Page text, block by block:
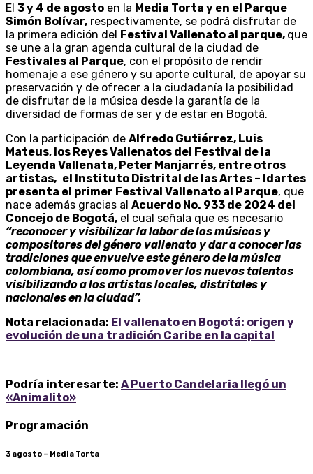
El 3 y 4 de agosto en la Media Torta y en el Parque
Simón Bolívar, respectivamente, se podrá disfrutar de
la primera edición del Festival Vallenato al parque, que
se une a la gran agenda cultural de la ciudad de
Festivales al Parque, con el propósito de rendir
homenaje a ese género y su aporte cultural, de apoyar su
preservación y de ofrecer a la ciudadanía la posibilidad
de disfrutar de la música desde la garantía de la
diversidad de formas de ser y de estar en Bogotá.
Con la participación de Alfredo Gutiérrez, Luis
Mateus, los Reyes Vallenatos del Festival de la
Leyenda Vallenata, Peter Manjarrés, entre otros
artistas, el Instituto Distrital de las Artes – Idartes
presenta el primer Festival Vallenato al Parque, que
nace además gracias al Acuerdo No. 933 de 2024 del
Concejo de Bogotá, el cual señala que es necesario
“reconocer y visibilizar la labor de los músicos y
compositores del género vallenato y dar a conocer las
tradiciones que envuelve este género de la música
colombiana, así como promover los nuevos talentos
visibilizando a los artistas locales, distritales y
nacionales en la ciudad”.
Nota relacionada: El vallenato en Bogotá: origen y
evolución de una tradición Caribe en la capital
Podría interesarte: A Puerto Candelaria llegó un
«Animalito»
Programación
3 agosto – Media Torta